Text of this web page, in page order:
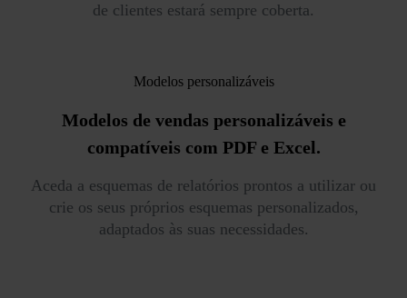
de clientes estará sempre coberta.
Modelos personalizáveis
Modelos de vendas personalizáveis e
compatíveis com PDF e Excel.
Aceda a esquemas de relatórios prontos a utilizar ou
crie os seus próprios esquemas personalizados,
adaptados às suas necessidades.